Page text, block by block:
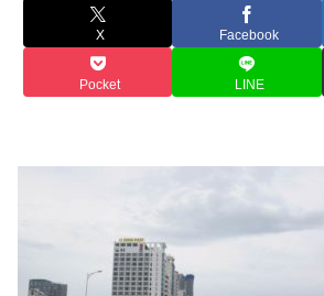
X Facebook
Pocket LINE